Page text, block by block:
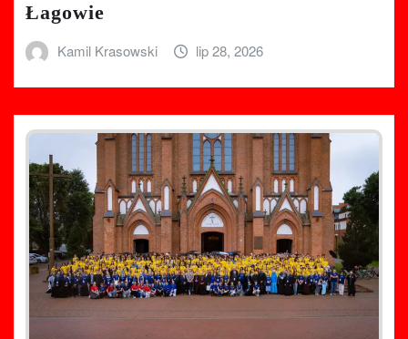
Łagowie
Kamil Krasowski lip 28, 2026